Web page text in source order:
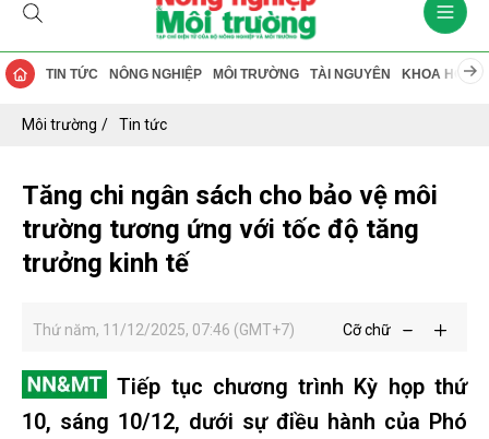
TIN TỨC NÔNG NGHIỆP MÔI TRƯỜNG TÀI NGUYÊN KHOA HỌC
Môi trường Tin tức
Tăng chi ngân sách cho bảo vệ môi
trường tương ứng với tốc độ tăng
trưởng kinh tế
Thứ năm, 11/12/2025, 07:46 (GMT+7) Cỡ chữ
Tiếp tục chương trình Kỳ họp thứ
10, sáng 10/12, dưới sự điều hành của Phó